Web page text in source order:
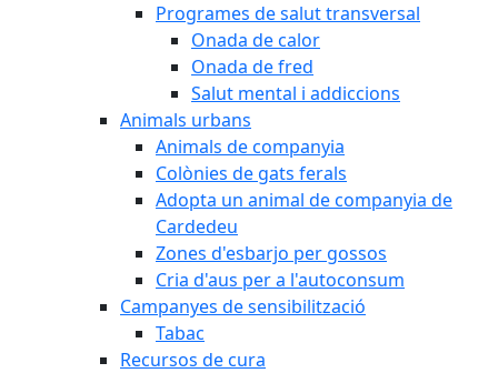
Programes de salut transversal
Onada de calor
Onada de fred
Salut mental i addiccions
Animals urbans
Animals de companyia
Colònies de gats ferals
Adopta un animal de companyia de
Cardedeu
Zones d'esbarjo per gossos
Cria d'aus per a l'autoconsum
Campanyes de sensibilització
Tabac
Recursos de cura